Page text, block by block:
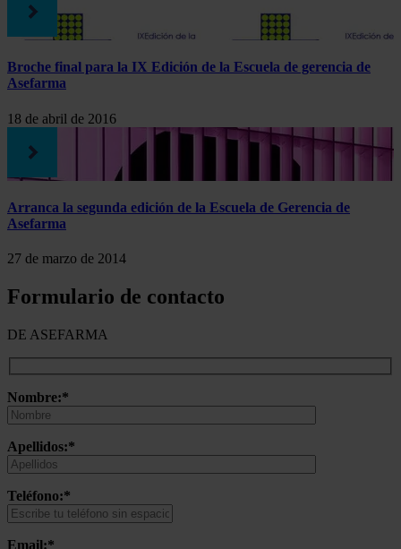
Broche final para la IX Edición de la Escuela de gerencia de
Asefarma
18 de abril de 2016
Arranca la segunda edición de la Escuela de Gerencia de
Asefarma
27 de marzo de 2014
Formulario de contacto
DE ASEFARMA
Nombre:*
Apellidos:*
Teléfono:*
Email:*